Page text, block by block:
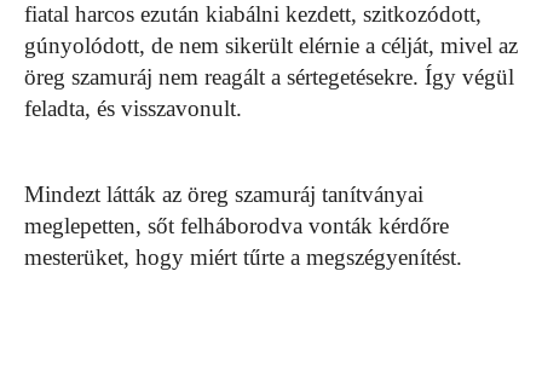
fiatal harcos ezután kiabálni kezdett, szitkozódott,
gúnyolódott, de nem sikerült elérnie a célját, mivel az
öreg szamuráj nem reagált a sértegetésekre. Így végül
feladta, és visszavonult.
Mindezt látták az öreg szamuráj tanítványai
meglepetten, sőt felháborodva vonták kérdőre
mesterüket, hogy miért tűrte a megszégyenítést.